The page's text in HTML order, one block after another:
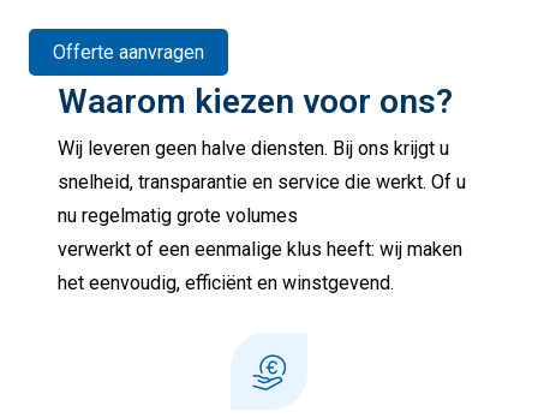
Offerte aanvragen
Waarom kiezen voor ons?
Wij leveren geen halve diensten. Bij ons krijgt u
snelheid, transparantie en service die werkt. Of u
nu regelmatig grote volumes
verwerkt of een eenmalige klus heeft: wij maken
het eenvoudig, efficiënt en winstgevend.